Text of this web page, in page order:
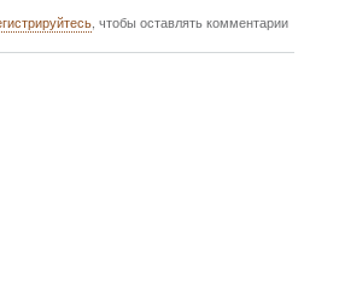
, чтобы оставлять комментарии